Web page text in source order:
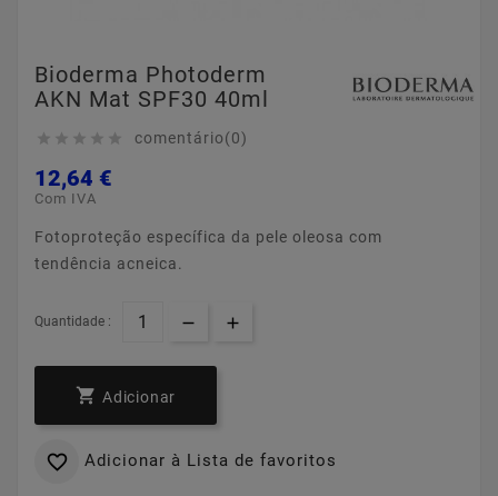
Bioderma Photoderm
AKN Mat SPF30 40ml
     comentário(0)
12,64 €
Com IVA
Fotoproteção específica da pele oleosa com
tendência acneica.
Quantidade :
 Adicionar
 Adicionar à Lista de favoritos